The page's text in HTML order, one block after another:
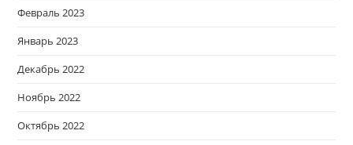
Февраль 2023
Январь 2023
Декабрь 2022
Ноябрь 2022
Октябрь 2022